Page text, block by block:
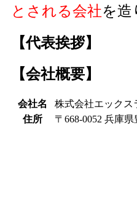
とされる会社を造
【代表挨拶】
【会社概要】
会社名
株式会社エックス
住所
〒668-0052 兵庫